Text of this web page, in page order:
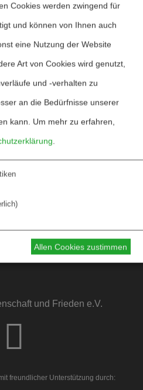
und Frieden e.V.
freundlicher Unterstützung durch:
Cookies werden zwingend für
und können von Ihnen auch
eine Nutzung der Website
Art von Cookies wird genutzt,
und -verhalten zu
an die Bedürfnisse unserer
kann. Um mehr zu erfahren,
.
Allen Cookies zustimmen